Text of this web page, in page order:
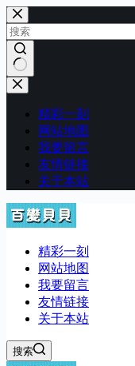
跳
至
内
容
无
精彩一刻
网站地图
我要留言
友情链接
关于本站
精彩一刻
网站地图
我要留言
友情链接
关于本站
搜索